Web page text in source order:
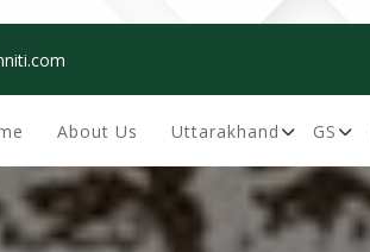
About Us Uttarakhand GS